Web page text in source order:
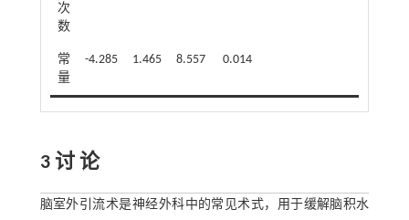
次
数
常
量
-4.285 1.465 8.557 0.014
3 讨 论
脑室外引流术是神经外科中的常见术式，用于缓解脑积水